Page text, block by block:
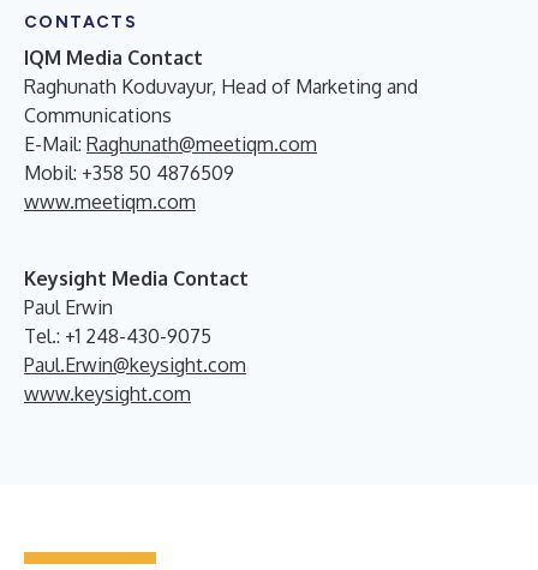
CONTACTS
IQM Media Contact
Raghunath Koduvayur, Head of Marketing and
Communications
E-Mail: Raghunath@meetiqm.com
Mobil: +358 50 4876509
www.meetiqm.com
Keysight Media Contact
Paul Erwin
Tel.: +1 248-430-9075
Paul.Erwin@keysight.com
www.keysight.com